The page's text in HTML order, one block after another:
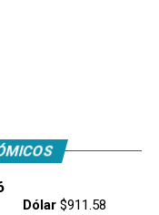
Dólar$911.58